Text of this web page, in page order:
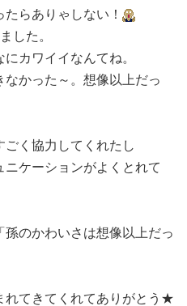
らありゃしない！
した。
カワイイなんてね。
かった～。想像以上だっ
く協力してくれたし
ケーションがよくとれて
のかわいさは想像以上だっ
れてきてくれてありがとう★